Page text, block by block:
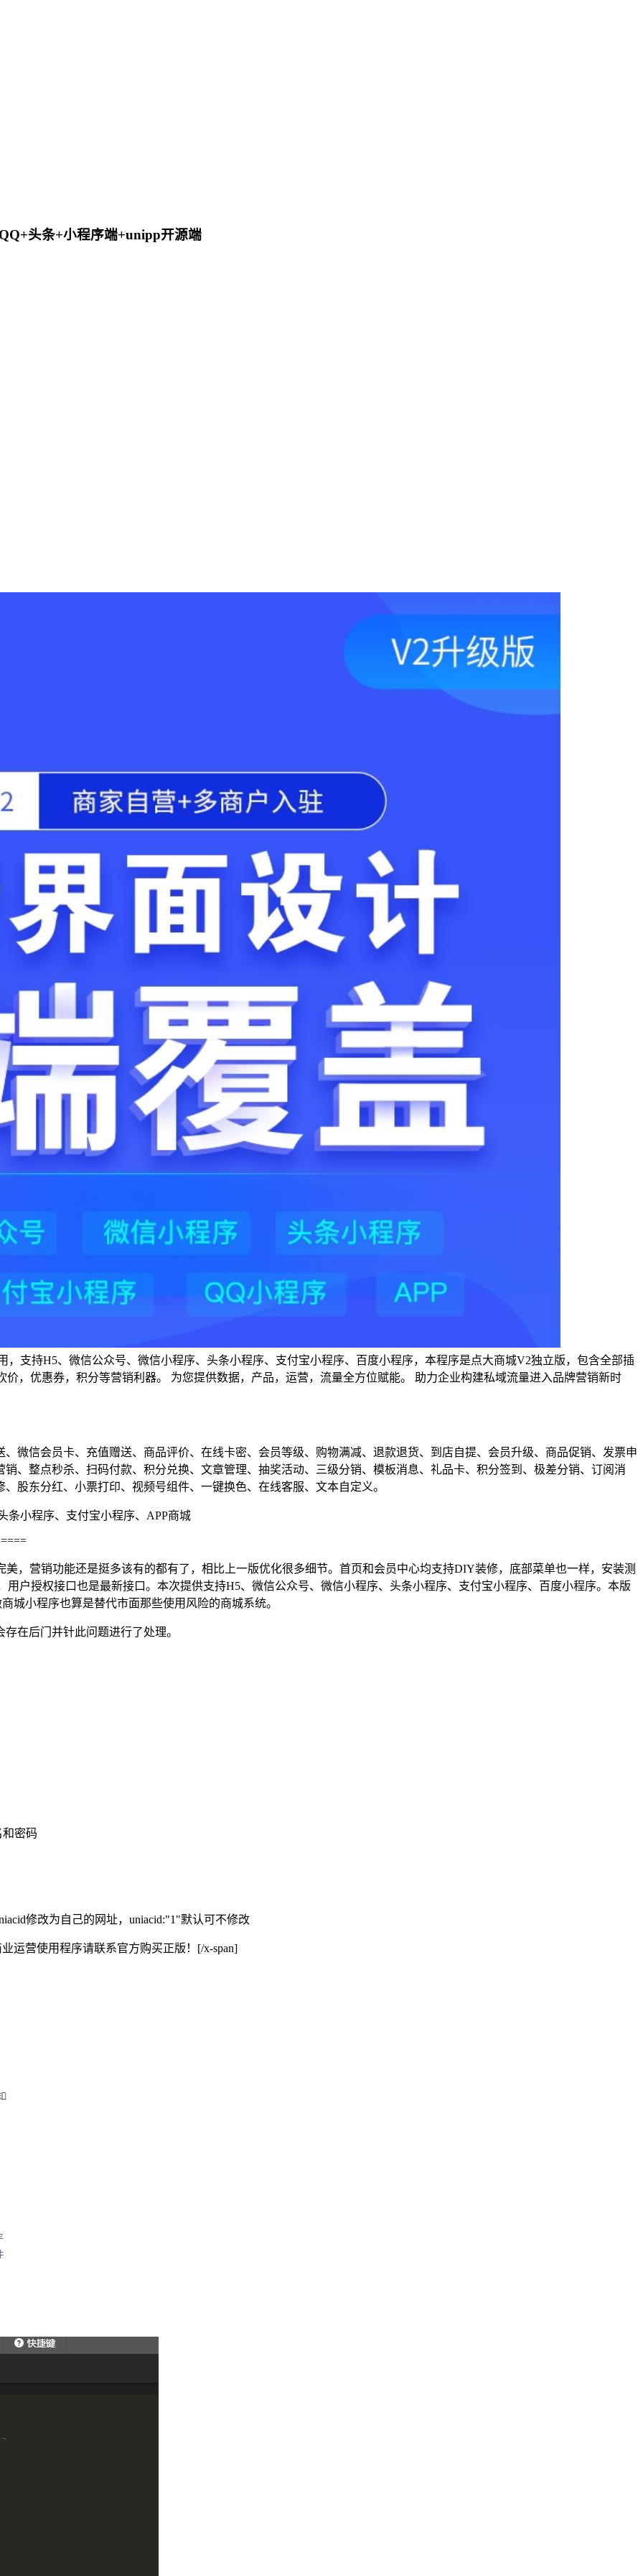
头条+小程序端+unipp开源端
支持H5、微信公众号、微信小程序、头条小程序、支付宝小程序、百度小程序，本程序是点大商城V2独立版，包含全部插
，优惠券，积分等营销利器。 为您提供数据，产品，运营，流量全方位赋能。 助力企业构建私域流量进入品牌营销新时
微信会员卡、充值赠送、商品评价、在线卡密、会员等级、购物满减、退款退货、到店自提、会员升级、商品促销、发票申
、整点秒杀、扫码付款、积分兑换、文章管理、抽奖活动、三级分销、模板消息、礼品卡、积分签到、极差分销、订阅消
股东分红、小票打印、视频号组件、一键换色、在线客服、文本自定义。
条小程序、支付宝小程序、APP商城
，营销功能还是挺多该有的都有了，相比上一版优化很多细节。首页和会员中心均支持DIY装修，底部菜单也一样，安装测
户授权接口也是最新接口。本次提供支持H5、微信公众号、微信小程序、头条小程序、支付宝小程序、百度小程序。本版
城小程序也算是替代市面那些使用风险的商城系统。
在后门并针此问题进行了处理。
和密码
修改为自己的网址，uniacid:"1"默认可不修改
运营使用程序请联系官方购买正版！[/x-span]